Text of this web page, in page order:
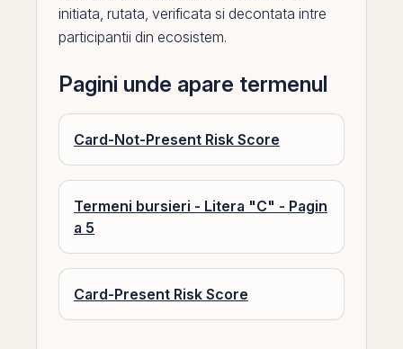
initiata, rutata, verificata si decontata intre
participantii din ecosistem.
Pagini unde apare termenul
Card-Not-Present Risk Score
Termeni bursieri - Litera "C" - Pagin
a 5
Card-Present Risk Score